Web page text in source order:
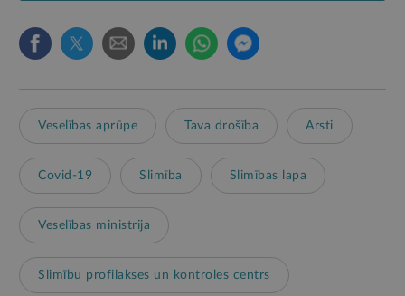
Veselības aprūpe Tava drošība Ārsti
Covid-19 Slimība Slimības lapa
Veselības ministrija
Slimību profilakses un kontroles centrs